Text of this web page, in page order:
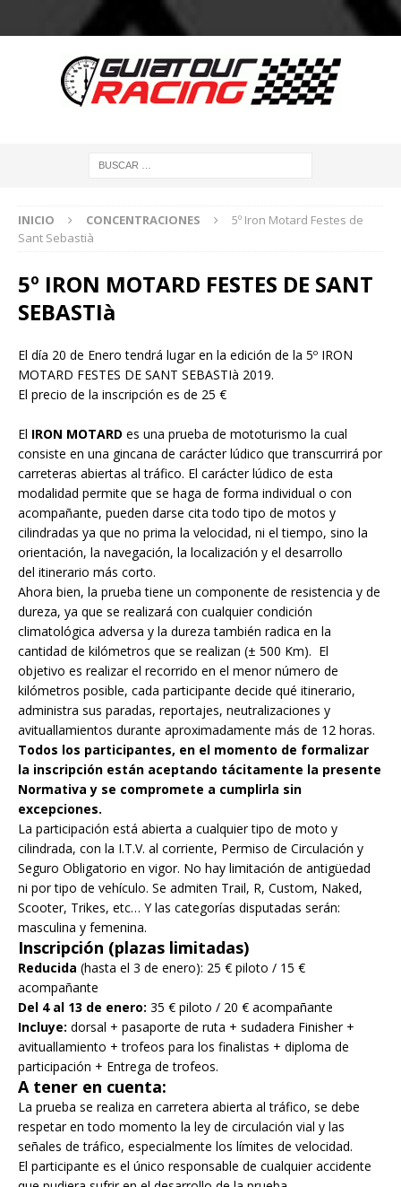
INICIO CONCENTRACIONES
5º Iron Motard Festes de
Sant Sebastià
5º IRON MOTARD FESTES DE SANT
SEBASTIà
El día 20 de Enero tendrá lugar en la edición de la 5º IRON
MOTARD FESTES DE SANT SEBASTIà 2019.
El precio de la inscripción es de 25 €
El IRON MOTARD es una prueba de mototurismo la cual
consiste en una gincana de carácter lúdico que transcurrirá por
carreteras abiertas al tráfico. El carácter lúdico de esta
modalidad permite que se haga de forma individual o con
acompañante, pueden darse cita todo tipo de motos y
cilindradas ya que no prima la velocidad, ni el tiempo, sino la
orientación, la navegación, la localización y el desarrollo
del itinerario más corto.
Ahora bien, la prueba tiene un componente de resistencia y de
dureza, ya que se realizará con cualquier condición
climatológica adversa y la dureza también radica en la
cantidad de kilómetros que se realizan (± 500 Km). El
objetivo es realizar el recorrido en el menor número de
kilómetros posible, cada participante decide qué itinerario,
administra sus paradas, reportajes, neutralizaciones y
avituallamientos durante aproximadamente más de 12 horas.
Todos los participantes, en el momento de formalizar
la inscripción están aceptando tácitamente la presente
Normativa y se compromete a cumplirla sin
excepciones.
La participación está abierta a cualquier tipo de moto y
cilindrada, con la I.T.V. al corriente, Permiso de Circulación y
Seguro Obligatorio en vigor. No hay limitación de antigüedad
ni por tipo de vehículo. Se admiten Trail, R, Custom, Naked,
Scooter, Trikes, etc… Y las categorías disputadas serán:
masculina y femenina.
Inscripción (plazas limitadas)
Reducida (hasta el 3 de enero): 25 € piloto / 15 €
acompañante
Del 4 al 13 de enero: 35 € piloto / 20 € acompañante
Incluye: dorsal + pasaporte de ruta + sudadera Finisher +
avituallamiento + trofeos para los finalistas + diploma de
participación + Entrega de trofeos.
A tener en cuenta:
La prueba se realiza en carretera abierta al tráfico, se debe
respetar en todo momento la ley de circulación vial y las
señales de tráfico, especialmente los límites de velocidad.
El participante es el único responsable de cualquier accidente